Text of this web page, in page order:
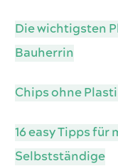
Die wichtigsten
Bauherrin
Chips ohne
16 easy Tipps
Selbstständige